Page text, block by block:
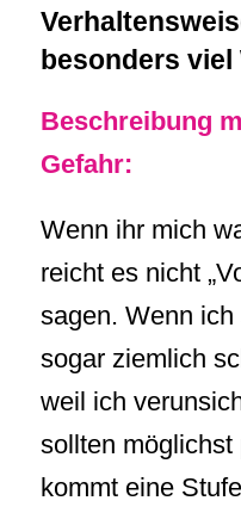
besonders viel
Beschreibung
Gefahr:
Wenn ihr mich
reicht es nicht
sagen. Wenn
sogar ziemlich
weil ich
sollten möglichst
kommt eine